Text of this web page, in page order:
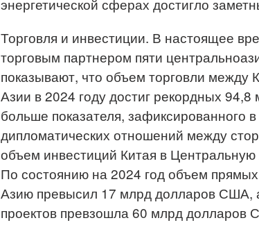
энергетической сферах достигло
Торговля и инвестиции. В настоящее
торговым партнером пяти
показывают, что объем торговли между
Азии в 2024 году достиг рекордных
больше показателя, зафиксированного
дипломатических отношений между
объем инвестиций Китая в
По состоянию на 2024 год объем
Азию превысил 17 млрд долларов США,
проектов превзошла 60 млрд долларов